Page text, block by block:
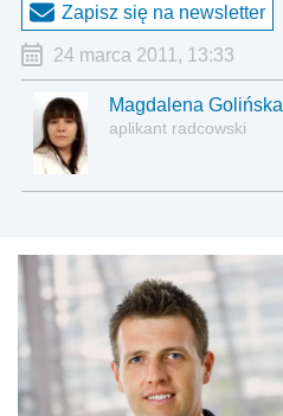
Zapisz się na newsletter
24 marca 2011, 13:33
Magdalena Golińska
aplikant radcowski